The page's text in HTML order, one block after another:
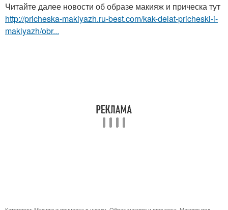
Читайте далее новости об образе макияж и прическа тут
http://pricheska-makiyazh.ru-best.com/kak-delat-pricheski-i-
makiyazh/obr...